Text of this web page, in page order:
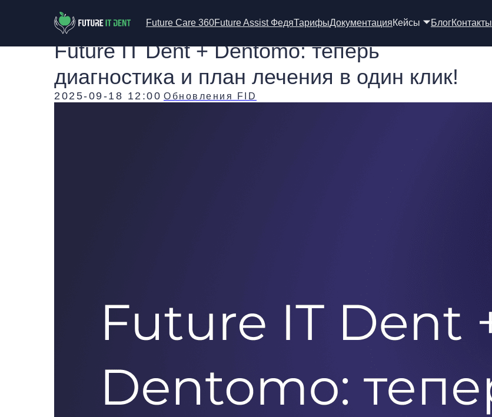
Future Care 360Future Assist ФедяТарифыДокументацияКейсы 🞃БлогКонтакты
Future IT Dent + Dentomo: теперь
диагностика и план лечения в один клик!
2025-09-18 12:00 Обновления FID